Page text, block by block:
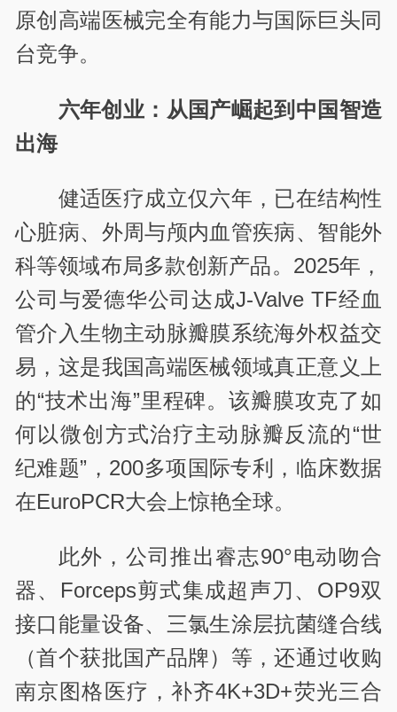
原创高端医械完全有能力与国际巨头同
台竞争。
六年创业：从国产崛起到中国智造
出海
健适医疗成立仅六年，已在结构性
心脏病、外周与颅内血管疾病、智能外
科等领域布局多款创新产品。2025年，
公司与爱德华公司达成J-Valve TF经血
管介入生物主动脉瓣膜系统海外权益交
易，这是我国高端医械领域真正意义上
的“技术出海”里程碑。该瓣膜攻克了如
何以微创方式治疗主动脉瓣反流的“世
纪难题”，200多项国际专利，临床数据
在EuroPCR大会上惊艳全球。
此外，公司推出睿志90°电动吻合
器、Forceps剪式集成超声刀、OP9双
接口能量设备、三氯生涂层抗菌缝合线
（首个获批国产品牌）等，还通过收购
南京图格医疗，补齐4K+3D+荧光三合